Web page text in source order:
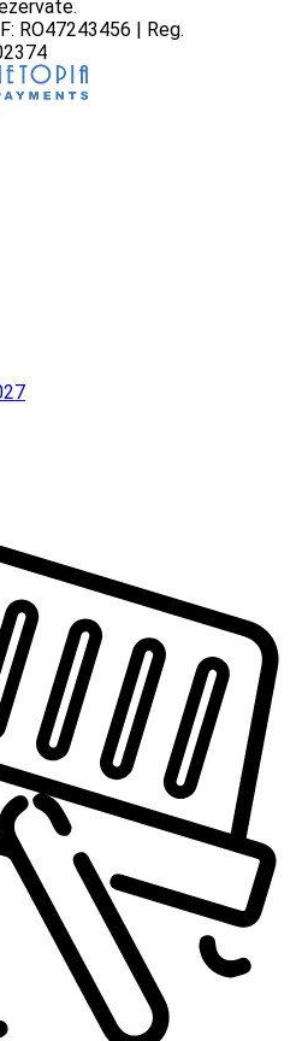
RO47243456 | Reg.